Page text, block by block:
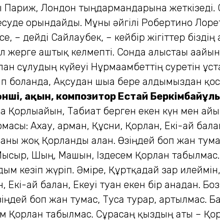
Париж, Лондон тыңдармандарына
орындайды. Мұны әйгілі Робертино
– дейді Сайлаубек, – кейбір жігіттер
аштық келмепті. Сонда алыстағы
сұлудың күйеуі Нұрмағамбеттің суретін
болғанда, Ақсудан шыға бере алдымыздан
ақын, композитор Естай
Табиғат берген екен күн мен
Ахау, арман, Құсни, Қорлан, Екі-ай
жоқ Қорланды алған. Өзіңдей боп жан
Шың, Машын, Іздесем Қорлан
кезіп жүріп. Әміре, Құртқадай зар
ай бағлан, Екеуі туған екен бір анадан.
боп жан тумас, Туса турар, артылмас.
табылмас. Сұрасаң қыздың аты –